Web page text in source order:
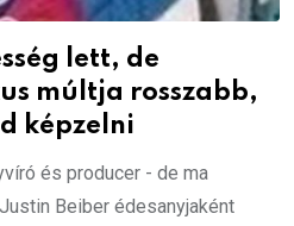
lett, de
múltja rosszabb,
képzelni
és producer - de ma
Beiber édesanyjaként